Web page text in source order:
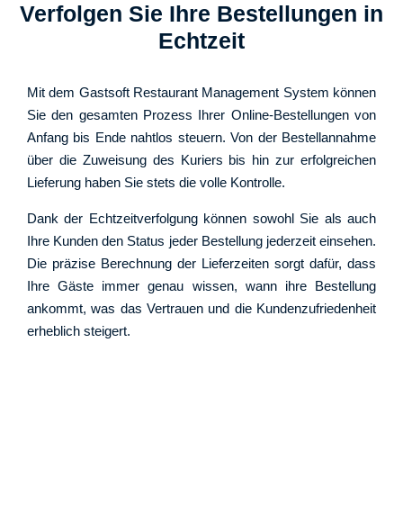
Verfolgen Sie Ihre Bestellungen in
Echtzeit
Mit dem Gastsoft Restaurant Management System können
Sie den gesamten Prozess Ihrer Online-Bestellungen von
Anfang bis Ende nahtlos steuern. Von der Bestellannahme
über die Zuweisung des Kuriers bis hin zur erfolgreichen
Lieferung haben Sie stets die volle Kontrolle.
Dank der Echtzeitverfolgung können sowohl Sie als auch
Ihre Kunden den Status jeder Bestellung jederzeit einsehen.
Die präzise Berechnung der Lieferzeiten sorgt dafür, dass
Ihre Gäste immer genau wissen, wann ihre Bestellung
ankommt, was das Vertrauen und die Kundenzufriedenheit
erheblich steigert.